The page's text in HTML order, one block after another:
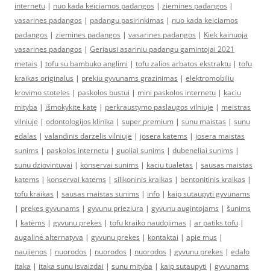
internetu | nuo kada keiciamos padangos | ziemines padangos |
vasarines padangos | padangu pasirinkimas | nuo kada keiciamos
padangos | ziemines padangos | vasarines padangos | Kiek kainuoja
vasarines padangos | Geriausi asariniu padangu gamintojai 2021
metais | tofu su bambuko anglimi | tofu zalios arbatos ekstraktu | tofu
kraikas originalus | prekiu gyvunams grazinimas | elektromobiliu
krovimo stoteles | paskolos bustui | mini paskolos internetu | kaciu
mityba | išmokykite katę | perkraustymo paslaugos vilniuje | meistras
vilniuje | odontologijos klinika | super premium | sunu maistas | sunu
edalas | valandinis darzelis vilniuje | josera katems | josera maistas
sunims | paskolos internetu | guoliai sunims | dubeneliai sunims |
sunu dziovintuvai | konservai sunims | kaciu tualetas | sausas maistas
katems | konservai katems | silikoninis kraikas | bentonitinis kraikas |
tofu kraikas | sausas maistas sunims | info | kaip sutaupyti gyvunams
| prekes gyvunams | gyvunu prieziura | gyvunu augintojams | šunims
| katėms | gyvunu prekes | tofu kraiko naudojimas | ar patiks tofu |
augalinė alternatyva | gyvunu prekes | kontaktai | apie mus |
naujienos | nuorodos | nuorodos | nuorodos | gyvunu prekes | edalo
itaka | itaka sunu isvaizdai | sunu mityba | kaip sutaupyti | gyvunams